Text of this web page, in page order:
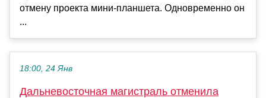
отмену проекта мини-планшета. Одновременно он
...
18:00, 24 Янв
Дальневосточная магистраль отменила